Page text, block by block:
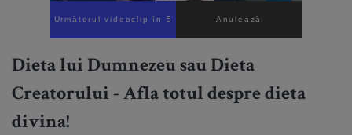
Următorul videoclip în 4 Anulează
Dieta lui Dumnezeu sau Dieta
Creatorului - Afla totul despre dieta
divina!